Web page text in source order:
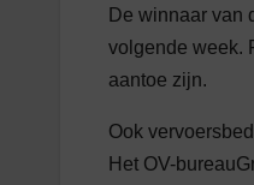
De winnaar van
volgende week.
aantoe zijn.
Ook
Het OV-